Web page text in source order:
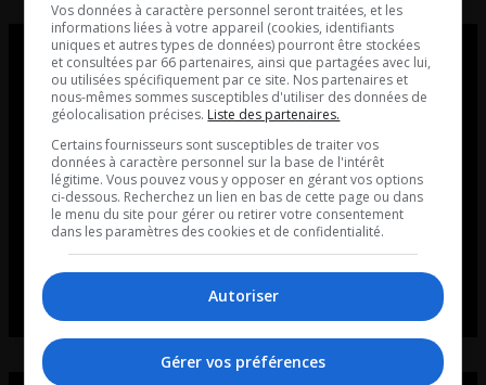
Vos données à caractère personnel seront traitées, et les
informations liées à votre appareil (cookies, identifiants
uniques et autres types de données) pourront être stockées
et consultées par 66 partenaires, ainsi que partagées avec lui,
ou utilisées spécifiquement par ce site. Nos partenaires et
nous-mêmes sommes susceptibles d'utiliser des données de
géolocalisation précises. Liste des partenaires.
Certains fournisseurs sont susceptibles de traiter vos
données à caractère personnel sur la base de l'intérêt
légitime. Vous pouvez vous y opposer en gérant vos options
ci-dessous. Recherchez un lien en bas de cette page ou dans
le menu du site pour gérer ou retirer votre consentement
dans les paramètres des cookies et de confidentialité.
Autoriser
Gérer vos préférences